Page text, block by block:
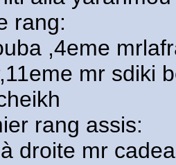
rang:
,4eme
mr sdiki
rang assis:
droite mr